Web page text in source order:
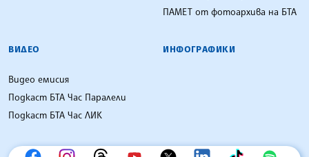
ПАМЕТ от фотоархива на БТА
ВИДЕО
Видео емисия
Подкаст БТА Час Паралели
Подкаст БТА Час ЛИК
ИНФОГРАФИКИ